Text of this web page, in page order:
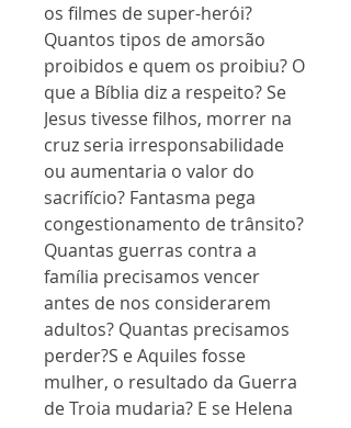
os filmes de super-herói?
Quantos tipos de amorsão
proibidos e quem os proibiu? O
que a Bíblia diz a respeito? Se
Jesus tivesse filhos, morrer na
cruz seria irresponsabilidade
ou aumentaria o valor do
sacrifício? Fantasma pega
congestionamento de trânsito?
Quantas guerras contra a
família precisamos vencer
antes de nos considerarem
adultos? Quantas precisamos
perder?S e Aquiles fosse
mulher, o resultado da Guerra
de Troia mudaria? E se Helena